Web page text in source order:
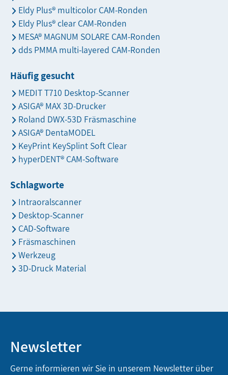
Eldy Plus® multicolor CAM-Ronden
Eldy Plus® clear CAM-Ronden
MESA® MAGNUM SOLARE CAM-Ronden
dds PMMA multi-layered CAM-Ronden
Häufig gesucht
MEDIT T710 Desktop-Scanner
ASIGA® MAX 3D-Drucker
Roland DWX-53D Fräsmaschine
ASIGA® DentaMODEL
KeyPrint KeySplint Soft Clear
hyperDENT® CAM-Software
Schlagworte
Intraoralscanner
Desktop-Scanner
CAD-Software
Fräsmaschinen
Werkzeug
3D-Druck Material
Newsletter
Gerne informieren wir Sie in unserem Newsletter über